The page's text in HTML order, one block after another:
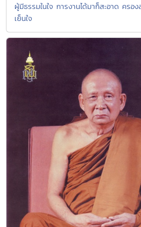
ผู้มีธรรมในใจ การงานได้มาก็สะอาด ครอ
เย็นใจ